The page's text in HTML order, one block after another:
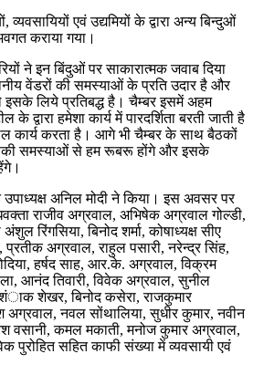
एवं उद्यमियों के द्वारा अन्य बिन्दुओं
कराया गया।
ने इन बिंदुओं पर साकारात्मक जवाब दिया
वेंडरों की समस्याओं के प्रति उदार है और
इसके लिये प्रतिबद्ध है। चैम्बर इसमें अहम
के द्वारा हमेशा कार्य में पारदर्शिता बरती जाती है
कार्य करता है। आगे भी चैम्बर के साथ बैठकों
समस्याओं से हम रूबरू होंगे और इसके
अनिल मोदी ने किया। इस अवसर पर
राजीव अग्रवाल, अभिषेक अग्रवाल गोल्डी,
रिंगसिया, बिनोद शर्मा, कोषाध्यक्ष सीए
अग्रवाल, राहुल पसारी, नरेन्द्र सिंह,
हर्षद साह, आर.के. अग्रवाल, विक्रम
आनंद तिवारी, विवेक अग्रवाल, सुनील
शेखर, बिनोद कसेरा, राजकुमार
नवल सोंथालिया, सुधीर कुमार, नवीन
वसानी, कमल मकाती, मनोज कुमार अग्रवाल,
पुरोहित सहित काफी संख्या में व्यवसायी एवं